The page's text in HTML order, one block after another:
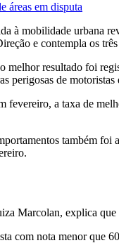
áreas em disputa
à mobilidade urbana
e contempla os
resultado foi
perigosas de
fevereiro, a taxa de
também foi
Marcolan, explica
com nota menor que